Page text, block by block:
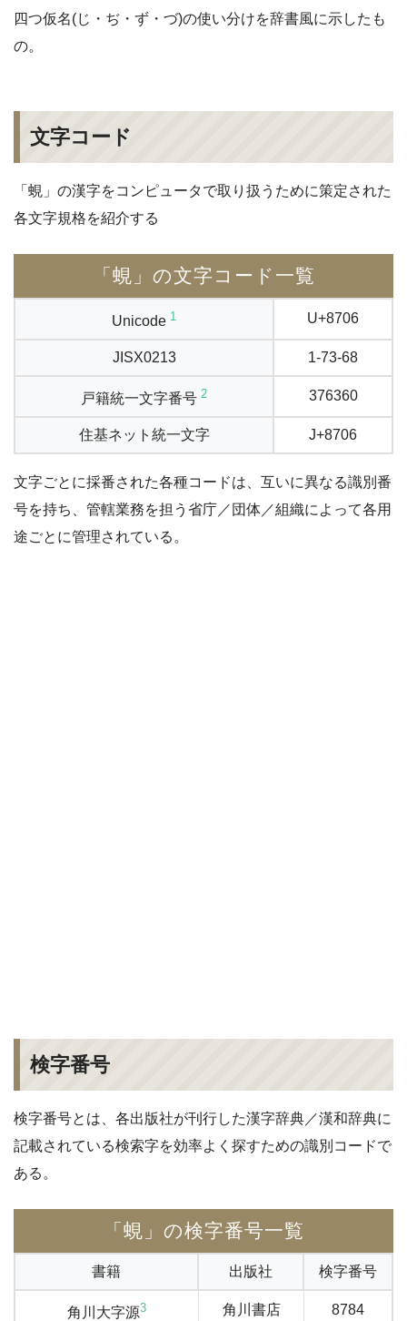
四つ仮名(じ・ぢ・ず・づ)の使い分けを辞書風に示したも
の。
文字コード
「蜆」の漢字をコンピュータで取り扱うために策定された
各文字規格を紹介する
「蜆」の文字コード一覧
Unicode 1 U+8706
JISX0213 1-73-68
戸籍統一文字番号 2 376360
住基ネット統一文字 J+8706
文字ごとに採番された各種コードは、互いに異なる識別番
号を持ち、管轄業務を担う省庁／団体／組織によって各用
途ごとに管理されている。
検字番号
検字番号とは、各出版社が刊行した漢字辞典／漢和辞典に
記載されている検索字を効率よく探すための識別コードで
ある。
「蜆」の検字番号一覧
書籍 出版社 検字番号
角川大字源3 角川書店 8784